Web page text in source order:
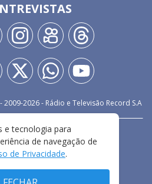
2009-2026- Rádio e Televisão Record S.A
CONOSCO
PRIVACIDADE
CONDIÇÕES DE USO
e tecnologia para
de navegação de
de Privacidade.